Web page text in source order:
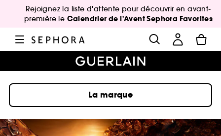
Rejoignez la liste d'attente pour découvrir en avant-
première le Calendrier de l'Avent Sephora Favorites
La marque